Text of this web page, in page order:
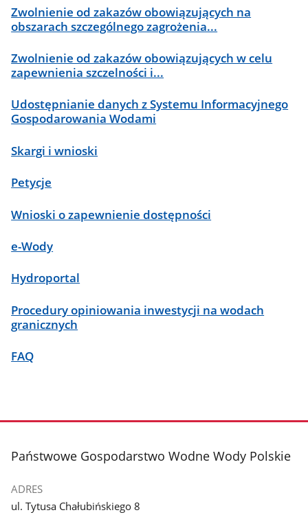
Zwolnienie od zakazów obowiązujących na
obszarach szczególnego zagrożenia...
Zwolnienie od zakazów obowiązujących w celu
zapewnienia szczelności i...
Udostępnianie danych z Systemu Informacyjnego
Gospodarowania Wodami
Skargi i wnioski
Petycje
Wnioski o zapewnienie dostępności
e-Wody
Hydroportal
Procedury opiniowania inwestycji na wodach
granicznych
FAQ
stopka
Państwowe Gospodarstwo Wodne Wody Polskie
ADRES
ul. Tytusa Chałubińskiego 8